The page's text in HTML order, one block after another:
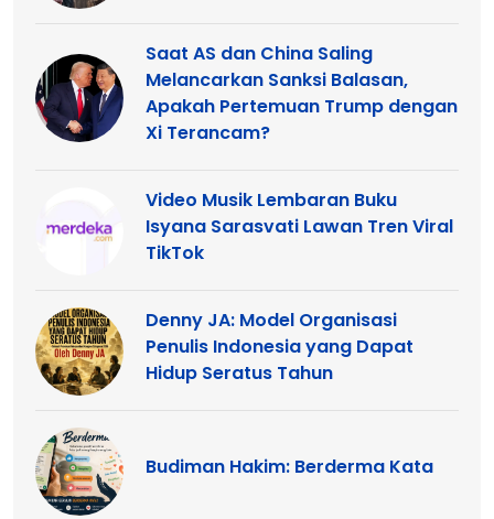
Saat AS dan China Saling
Melancarkan Sanksi Balasan,
Apakah Pertemuan Trump dengan
Xi Terancam?
Video Musik Lembaran Buku
Isyana Sarasvati Lawan Tren Viral
TikTok
Denny JA: Model Organisasi
Penulis Indonesia yang Dapat
Hidup Seratus Tahun
Budiman Hakim: Berderma Kata